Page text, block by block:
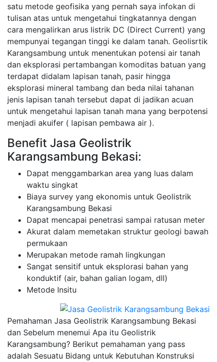
satu metode geofisika yang pernah saya infokan di
tulisan atas untuk mengetahui tingkatannya dengan
cara mengalirkan arus listrik DC (Direct Current) yang
mempunyai tegangan tinggi ke dalam tanah. Geolisrtik
Karangsambung untuk menentukan potensi air tanah
dan eksplorasi pertambangan komoditas batuan yang
terdapat didalam lapisan tanah, pasir hingga
eksplorasi mineral tambang dan beda nilai tahanan
jenis lapisan tanah tersebut dapat di jadikan acuan
untuk mengetahui lapisan tanah mana yang berpotensi
menjadi akuifer ( lapisan pembawa air ).
Benefit Jasa Geolistrik
Karangsambung Bekasi:
Dapat menggambarkan area yang luas dalam
waktu singkat
Biaya survey yang ekonomis untuk Geolistrik
Karangsambung Bekasi
Dapat mencapai penetrasi sampai ratusan meter
Akurat dalam memetakan struktur geologi bawah
permukaan
Merupakan metode ramah lingkungan
Sangat sensitif untuk eksplorasi bahan yang
konduktif (air, bahan galian logam, dll)
Metode Insitu
Pemahaman Jasa Geolistrik Karangsambung Bekasi
dan Sebelum menemui Apa itu Geolistrik
Karangsambung? Berikut pemahaman yang pass
adalah Sesuatu Bidang untuk Kebutuhan Konstruksi